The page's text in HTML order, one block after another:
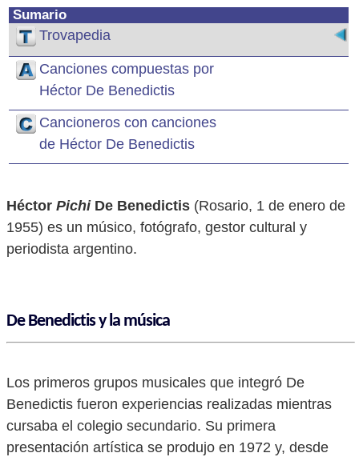
Sumario
Trovapedia
Canciones compuestas por
Héctor De Benedictis
Cancioneros con canciones
de Héctor De Benedictis
Héctor PichiDe Benedictis (Rosario, 1 de enero de
1955) es un músico, fotógrafo, gestor cultural y
periodista argentino.
De Benedictis y la música
Los primeros grupos musicales que integró De
Benedictis fueron experiencias realizadas mientras
cursaba el colegio secundario. Su primera
presentación artística se produjo en 1972 y, desde